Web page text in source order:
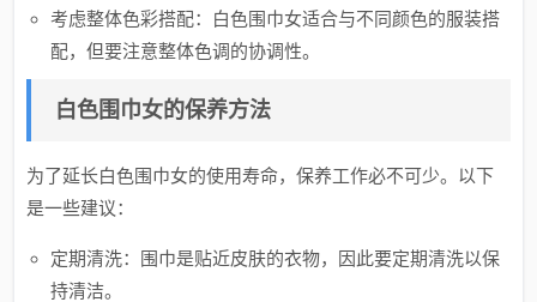
考虑整体色彩搭配：白色围巾女适合与不同颜色的服装搭
配，但要注意整体色调的协调性。
白色围巾女的保养方法
为了延长白色围巾女的使用寿命，保养工作必不可少。以下
是一些建议：
定期清洗：围巾是贴近皮肤的衣物，因此要定期清洗以保
持清洁。